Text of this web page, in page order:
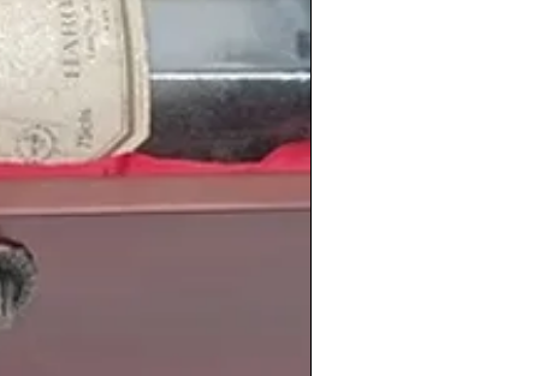
escritor Camilo José Cela es
Nobel de Literaturagracias a su
ser humano con obras literarias como
de Pascual Duarte.
musicales comoAquí no hay playa
es un zombie de Alaskay los
,